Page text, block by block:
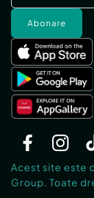
Abonare
Acest site este
Group. Toate